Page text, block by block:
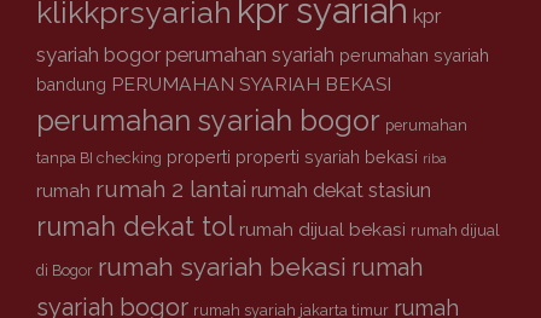
klikkprsyariah kpr syariah kpr
syariah bogor perumahan syariah perumahan syariah
bandung PERUMAHAN SYARIAH BEKASI
perumahan syariah bogor perumahan
tanpa BI checking properti properti syariah bekasi riba
rumah rumah 2 lantai rumah dekat stasiun
rumah dekat tol rumah dijual bekasi rumah dijual
di Bogor rumah syariah bekasi rumah
syariah bogor rumah syariah jakarta timur rumah